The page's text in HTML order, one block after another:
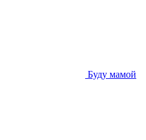
Буду мамой